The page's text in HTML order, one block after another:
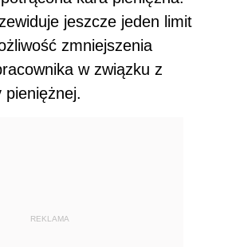
jeszcze jeden limit
zmniejszenia
w związku z
pieniężnej.
REKLAMA